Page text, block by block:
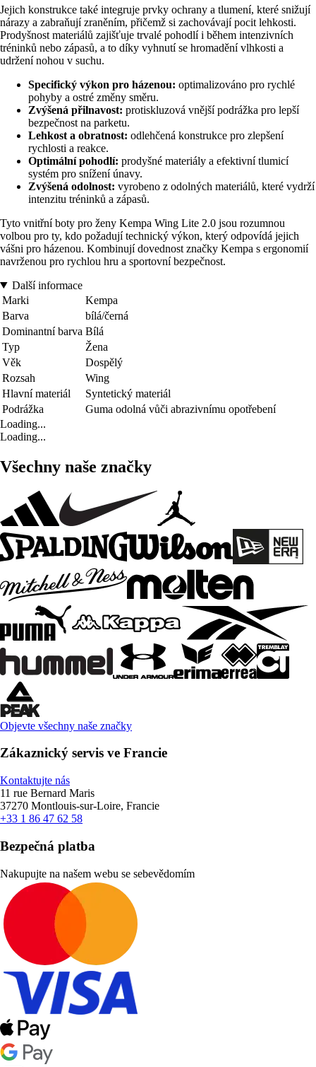
Jejich konstrukce také integruje prvky ochrany a tlumení, které snižují
nárazy a zabraňují zraněním, přičemž si zachovávají pocit lehkosti.
Prodyšnost materiálů zajišťuje trvalé pohodlí i během intenzivních
tréninků nebo zápasů, a to díky vyhnutí se hromadění vlhkosti a
udržení nohou v suchu.
Specifický výkon pro házenou: optimalizováno pro rychlé
pohyby a ostré změny směru.
Zvýšená přilnavost: protiskluzová vnější podrážka pro lepší
bezpečnost na parketu.
Lehkost a obratnost: odlehčená konstrukce pro zlepšení
rychlosti a reakce.
Optimální pohodlí: prodyšné materiály a efektivní tlumicí
systém pro snížení únavy.
Zvýšená odolnost: vyrobeno z odolných materiálů, které vydrží
intenzitu tréninků a zápasů.
Tyto vnitřní boty pro ženy Kempa Wing Lite 2.0 jsou rozumnou
volbou pro ty, kdo požadují technický výkon, který odpovídá jejich
vášni pro házenou. Kombinují dovednost značky Kempa s ergonomií
navrženou pro rychlou hru a sportovní bezpečnost.
Další informace
Marki
Kempa
Barva
bílá/černá
Dominantní barva Bílá
Typ
Žena
Věk
Dospělý
Rozsah
Wing
Hlavní materiál
Syntetický materiál
Podrážka
Guma odolná vůči abrazivnímu opotřebení
Loading...
Loading...
Všechny naše značky
Objevte všechny naše značky
Zákaznický servis ve Francie
Kontaktujte nás
11 rue Bernard Maris
37270 Montlouis-sur-Loire, Francie
+33 1 86 47 62 58
Bezpečná platba
Nakupujte na našem webu se sebevědomím